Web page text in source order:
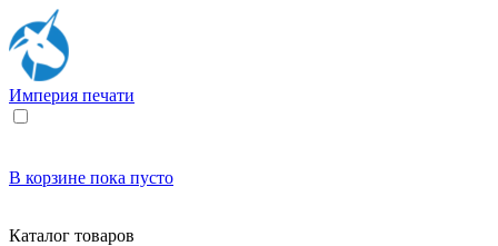
Империя печати
В корзине пока пусто
Каталог товаров